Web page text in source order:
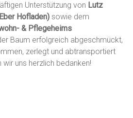
Unterstützung von Lutz
Hofladen) sowie dem
& Pflegeheims
Baum erfolgreich abgeschmückt,
zerlegt und abtransportiert
uns herzlich bedanken!